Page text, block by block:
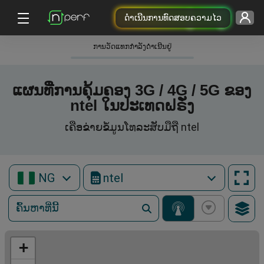
ດຳເນີນການທົດສອບຄວາມໄວ
ການວັດແທກກໍາລັງດໍາເນີນຢູ່
ແຜນທີ່ການຄຸ້ມຄອງ 3G / 4G / 5G ຂອງ
ntel ໃນປະເທດຝຣັ່ງ
ເຄືອຂ່າຍຂໍ້ມູນໂທລະສັບມືຖື ntel
NG ntel
+